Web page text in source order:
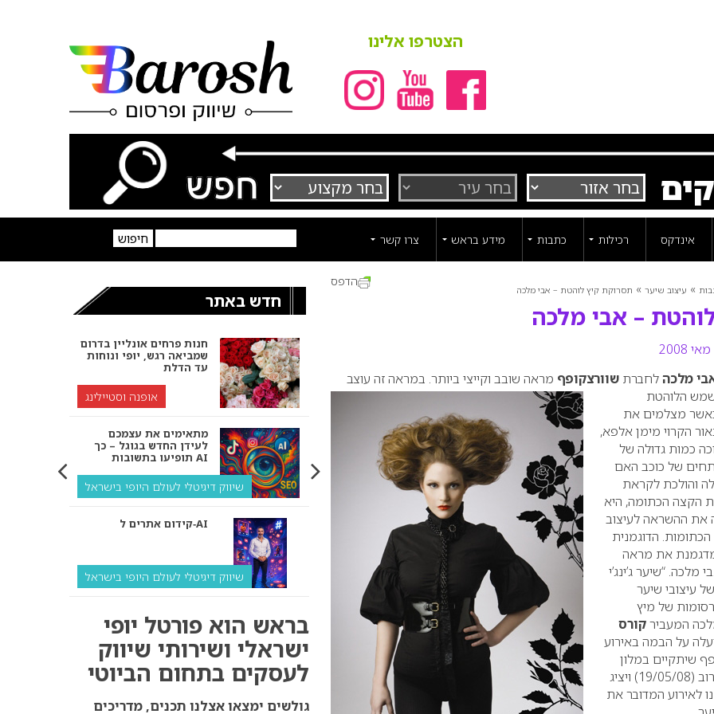
הצטרפו אלינו
אינדקס רכילות כתבות מידע בראש צרו קשר
» עיצוב שיער » תסרוקת קיץ לוהטת – אבי מלכה
– אבי מלכה
הדפס
מלכהלחברת שוורצקופף מראה שובב וקייצי ביותר. במראה זה עוצב
הלוהטת
מצלמים את
הקרוי מימן אלפא,
כמות גדולה של
של כוכב האם
והולכת לקראת
הקצה הכתומה, היא
את ההשראה לעיצוב
הדוגמנית
את מראה
“שיער ג’ינג’י
עיצובי שיער
של מיץ
המעבירקורס
על הבמה באירוע
שיתקיים במלון
כפר המכביה ביום שני הקרוב (19/05/08) ויציג
לאירוע המדובר את
חדש באתר
חנות פרחים אונליין בדרום
שמביאה רגש, יופי ונוחות
עד הדלת
אופנה וסטיילינג
מתאימים את עצמכם
לעידן החדש בגוגל – כך
תופיעו בתשובות AI
שיווק דיגיטלי לעולם היופי בישראל
קידום אתרים ל‑AI
שיווק דיגיטלי לעולם היופי בישראל
ולמה העסק שלך צריך
שיווק דיגיטלי לעסקים
קידום ל‑AI לעומת קידום
בראש הוא פורטל יופי
ישראלי ושירותי שיווק
לעסקים בתחום הביוטי
גולשים ימצאו אצלנו תכנים, מדריכים